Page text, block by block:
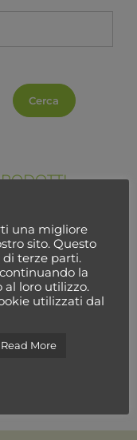
Cerca
una migliore
sito. Questo
di terze parti.
la
al loro utilizzo.
utilizzati dal
Read More